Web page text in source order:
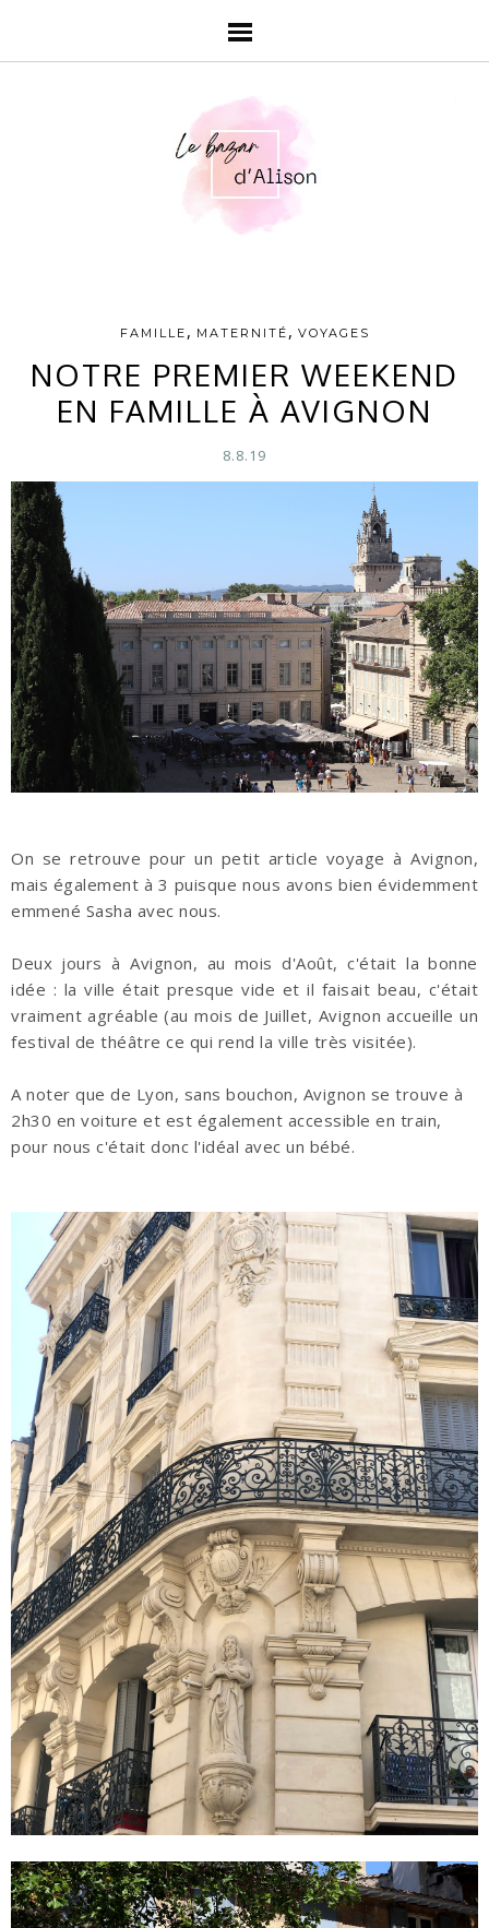
FAMILLE , MATERNITÉ , VOYAGES
NOTRE PREMIER WEEKEND
EN FAMILLE À AVIGNON
8.8.19
On se retrouve pour un petit article voyage à Avignon,
mais également à 3 puisque nous avons bien évidemment
emmené Sasha avec nous.
Deux jours à Avignon, au mois d'Août, c'était la bonne
idée : la ville était presque vide et il faisait beau, c'était
vraiment agréable (au mois de Juillet, Avignon accueille un
festival de théâtre ce qui rend la ville très visitée).
A noter que de Lyon, sans bouchon, Avignon se trouve à
2h30 en voiture et est également accessible en train,
pour nous c'était donc l'idéal avec un bébé.